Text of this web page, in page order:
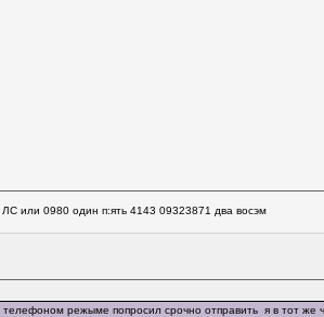
ЛС или 0980 один п:ять 4143 09323871 два восэм
режыме попросил срочно отправить я в тот же